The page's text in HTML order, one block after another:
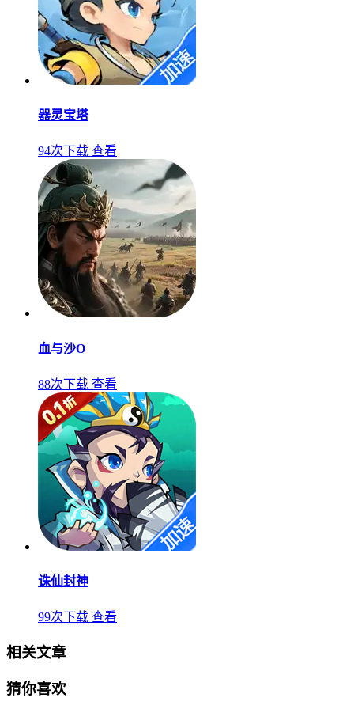
器灵宝塔
94次下载 查看
血与沙O
88次下载 查看
诛仙封神
99次下载 查看
相关文章
猜你喜欢